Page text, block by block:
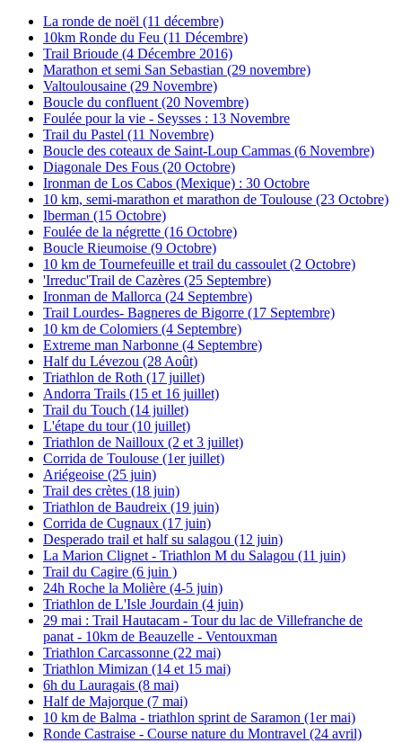
La ronde de noël (11 décembre)
10km Ronde du Feu (11 Décembre)
Trail Brioude (4 Décembre 2016)
Marathon et semi San Sebastian (29 novembre)
Valtoulousaine (29 Novembre)
Boucle du confluent (20 Novembre)
Foulée pour la vie - Seysses : 13 Novembre
Trail du Pastel (11 Novembre)
Boucle des coteaux de Saint-Loup Cammas (6 Novembre)
Diagonale Des Fous (20 Octobre)
Ironman de Los Cabos (Mexique) : 30 Octobre
10 km, semi-marathon et marathon de Toulouse (23 Octobre)
Iberman (15 Octobre)
Foulée de la négrette (16 Octobre)
Boucle Rieumoise (9 Octobre)
10 km de Tournefeuille et trail du cassoulet (2 Octobre)
'Irreduc'Trail de Cazères (25 Septembre)
Ironman de Mallorca (24 Septembre)
Trail Lourdes- Bagneres de Bigorre (17 Septembre)
10 km de Colomiers (4 Septembre)
Extreme man Narbonne (4 Septembre)
Half du Lévezou (28 Août)
Triathlon de Roth (17 juillet)
Andorra Trails (15 et 16 juillet)
Trail du Touch (14 juillet)
L'étape du tour (10 juillet)
Triathlon de Nailloux (2 et 3 juillet)
Corrida de Toulouse (1er juillet)
Ariégeoise (25 juin)
Trail des crètes (18 juin)
Triathlon de Baudreix (19 juin)
Corrida de Cugnaux (17 juin)
Desperado trail et half su salagou (12 juin)
La Marion Clignet - Triathlon M du Salagou (11 juin)
Trail du Cagire (6 juin )
24h Roche la Molière (4-5 juin)
Triathlon de L'Isle Jourdain (4 juin)
29 mai : Trail Hautacam - Tour du lac de Villefranche de
panat - 10km de Beauzelle - Ventouxman
Triathlon Carcassonne (22 mai)
Triathlon Mimizan (14 et 15 mai)
6h du Lauragais (8 mai)
Half de Majorque (7 mai)
10 km de Balma - triathlon sprint de Saramon (1er mai)
Ronde Castraise - Course nature du Montravel (24 avril)